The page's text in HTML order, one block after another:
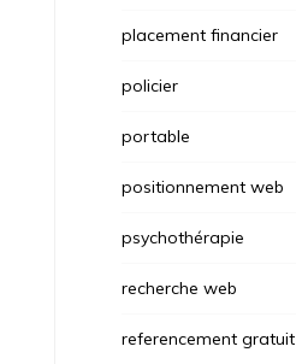
placement financier
policier
portable
positionnement web
psychothérapie
recherche web
referencement gratuit